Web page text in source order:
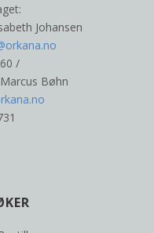
Johansen
/
Bøhn